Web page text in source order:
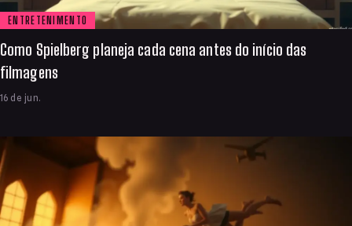
ENTRETENIMENTO
Como Spielberg planeja cada cena antes do início das
filmagens
16 de jun.